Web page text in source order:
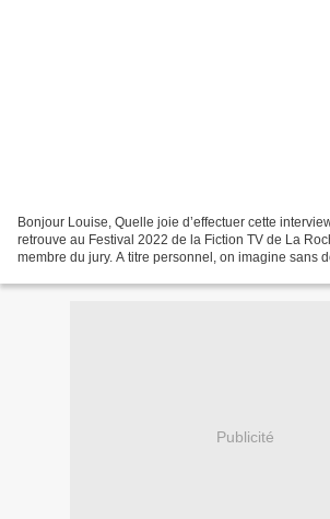
Bonjour Louise, Quelle joie d’effectuer cette
retrouve au Festival 2022 de la Fiction TV de La
membre du jury. A titre personnel, on imagine sans
Publicité